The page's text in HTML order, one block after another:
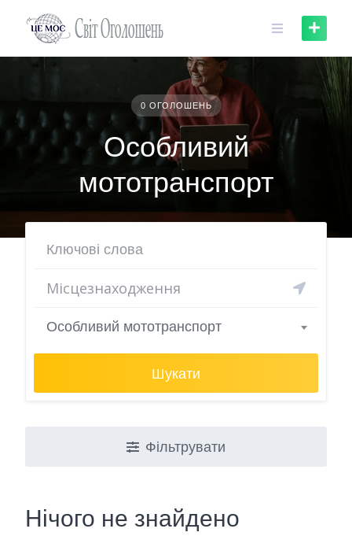
0 ОГОЛОШЕНЬ
Особливий
мототранспорт
Особливий мототранспорт
Шукати
Фільтрувати
Нічого не знайдено